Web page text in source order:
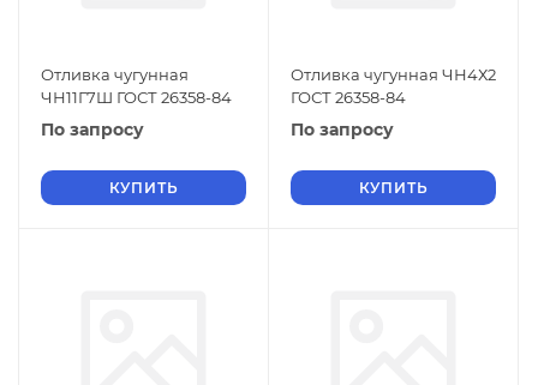
Отливка чугунная
ЧН11Г7Ш ГОСТ 26358-84
По запросу
КУПИТЬ
Отливка чугунная ЧН4Х2
ГОСТ 26358-84
По запросу
КУПИТЬ